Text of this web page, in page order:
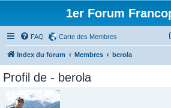
1er Forum
FAQ Carte des Membres
Index du forum Membres berola
Profil de - berola